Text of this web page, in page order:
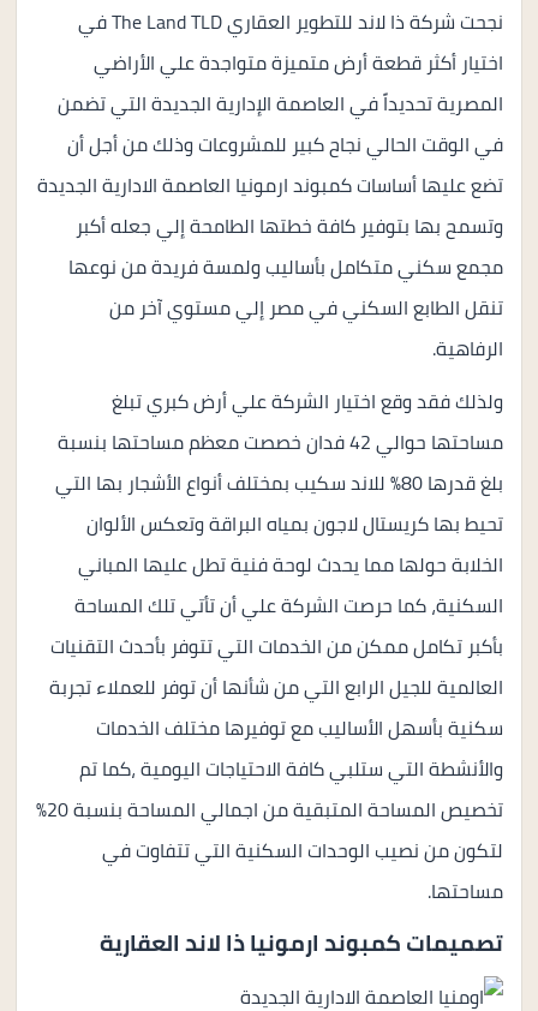
نجحت شركة ذا لاند للتطوير العقاري The Land TLD في
اختيار أكثر قطعة أرض متميزة متواجدة علي الأراضي
المصرية تحديداً في العاصمة الإدارية الجديدة التي تضمن
في الوقت الحالي نجاح كبير للمشروعات وذلك من أجل أن
تضع عليها أساسات كمبوند ارمونيا العاصمة الادارية الجديدة
وتسمح بها بتوفير كافة خطتها الطامحة إلي جعله أكبر
مجمع سكني متكامل بأساليب ولمسة فريدة من نوعها
تنقل الطابع السكني في مصر إلي مستوي آخر من
الرفاهية.
ولذلك فقد وقع اختيار الشركة علي أرض كبري تبلغ
مساحتها حوالي 42 فدان خصصت معظم مساحتها بنسبة
بلغ قدرها 80% للاند سكيب بمختلف أنواع الأشجار بها التي
تحيط بها كريستال لاجون بمياه البراقة وتعكس الألوان
الخلابة حولها مما يحدث لوحة فنية تطل عليها المباني
السكنية، كما حرصت الشركة علي أن تأتي تلك المساحة
بأكبر تكامل ممكن من الخدمات التي تتوفر بأحدث التقنيات
العالمية للجيل الرابع التي من شأنها أن توفر للعملاء تجربة
سكنية بأسهل الأساليب مع توفيرها مختلف الخدمات
والأنشطة التي ستلبي كافة الاحتياجات اليومية ،كما تم
تخصيص المساحة المتبقية من اجمالي المساحة بنسبة 20%
لتكون من نصيب الوحدات السكنية التي تتفاوت في
مساحتها.
تصميمات كمبوند ارمونيا ذا لاند العقارية